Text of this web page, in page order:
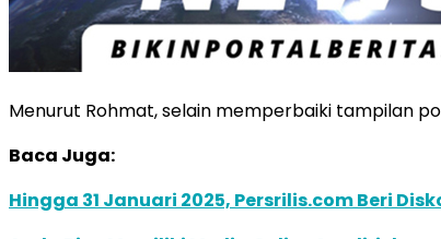
Menurut Rohmat, selain memperbaiki tampilan
Baca Juga:
Hingga 31 Januari 2025, Persrilis.com Beri